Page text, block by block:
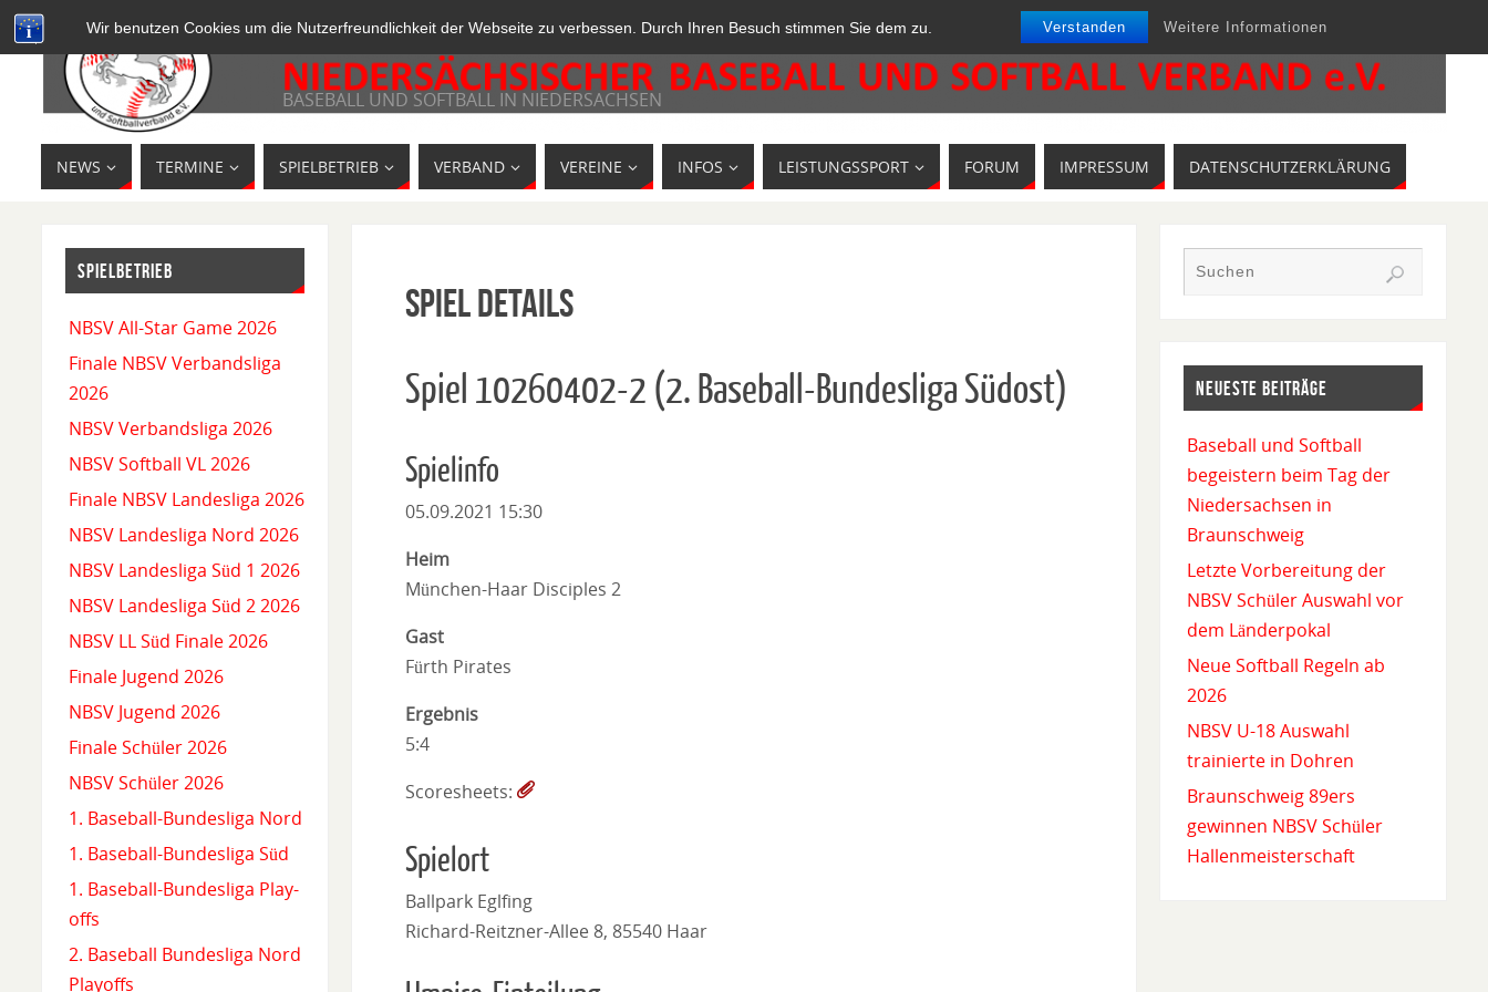
Wir benutzen Cookies um die Nutzerfreundlichkeit der Webseite zu verbessen. Durch Ihren Besuch stimmen Sie dem zu. Verstanden Weitere Informationen
BASEBALL UND SOFTBALL IN NIEDERSACHSEN
NEWS TERMINE SPIELBETRIEB VERBAND VEREINE INFOS LEISTUNGSSPORT FORUM IMPRESSUM DATENSCHUTZERKLÄRUNG
Spiel Details
Spiel 10260402-2 (2. Baseball-Bundesliga Südost)
Spielinfo
05.09.2021 15:30
Heim
München-Haar Disciples 2
Gast
Fürth Pirates
Ergebnis
5:4
Scoresheets:
Spielort
Ballpark Eglfing
Richard-Reitzner-Allee 8, 85540 Haar
SPIELBETRIEB
NBSV All-Star Game 2026
Finale NBSV Verbandsliga
2026
NBSV Verbandsliga 2026
NBSV Softball VL 2026
Finale NBSV Landesliga 2026
NBSV Landesliga Nord 2026
NBSV Landesliga Süd 1 2026
NBSV Landesliga Süd 2 2026
NBSV LL Süd Finale 2026
Finale Jugend 2026
NBSV Jugend 2026
Finale Schüler 2026
NBSV Schüler 2026
1. Baseball-Bundesliga Nord
1. Baseball-Bundesliga Süd
1. Baseball-Bundesliga Play-
offs
2. Baseball Bundesliga Nord
Playoffs
NEUESTE BEITRÄGE
Baseball und Softball
begeistern beim Tag der
Niedersachsen in
Braunschweig
Letzte Vorbereitung der
NBSV Schüler Auswahl vor
dem Länderpokal
Neue Softball Regeln ab
2026
NBSV U-18 Auswahl
trainierte in Dohren
Braunschweig 89ers
gewinnen NBSV Schüler
Hallenmeisterschaft